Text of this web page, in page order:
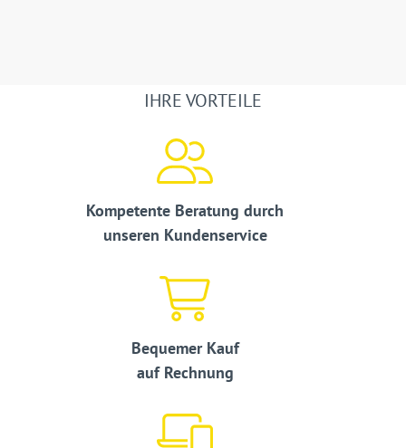
IHRE VORTEILE
Kompetente Beratung durch
unseren Kundenservice
Bequemer Kauf
auf Rechnung